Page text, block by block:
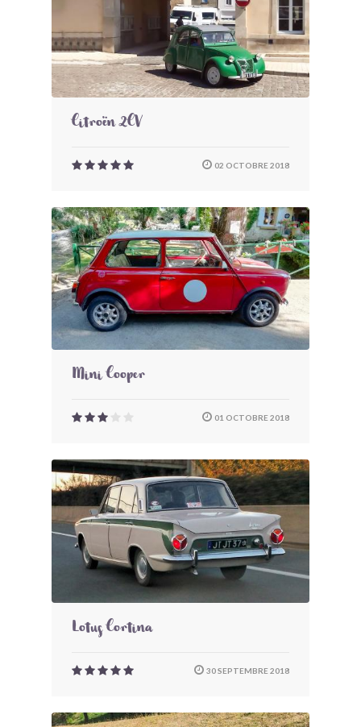
Citroën 2CV
02 OCTOBRE 2018
Mini Cooper
01 OCTOBRE 2018
Lotus Cortina
30 SEPTEMBRE 2018